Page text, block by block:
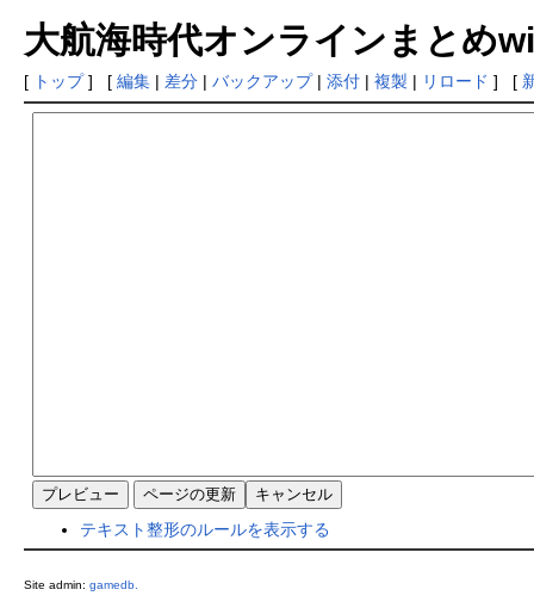
大航海時代オンラインまとめ
[ トップ] [ 編集| 差分| バックアップ| 添付| 複製 | リロード ] [
テキスト整形のルールを表示する
Site admin: gamedb.